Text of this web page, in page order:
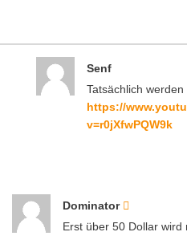
Senf
Tatsächlich
https://
v=r0jXfwPQW9k
Dominator
Erst über 50 Dollar wird